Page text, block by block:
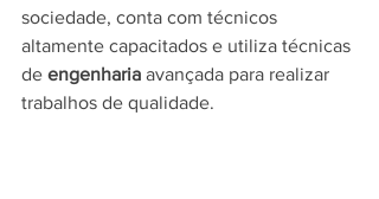
sociedade, conta com técnicos
altamente capacitados e utiliza técnicas
de engenharia avançada para realizar
trabalhos de qualidade.